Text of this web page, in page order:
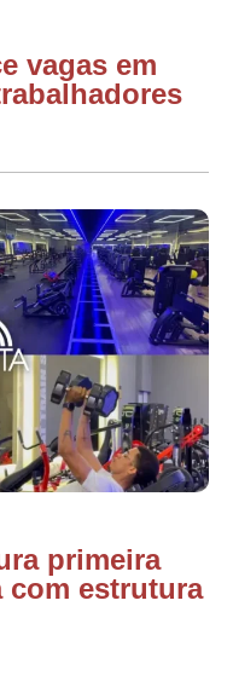
vagas em
primeira
com estrutura